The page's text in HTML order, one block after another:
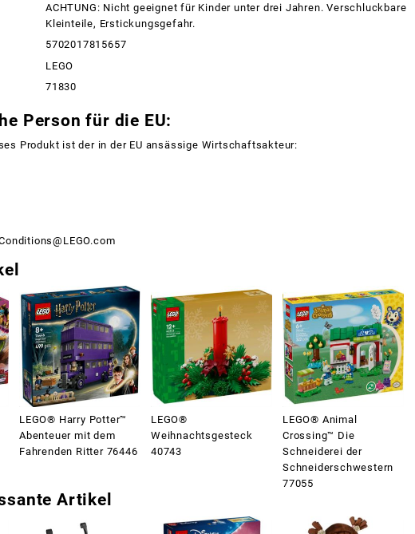
ACHTUNG: Nicht geeignet für Kinder unter drei Jahren. Verschluckbare
Kleinteile, Erstickungsgefahr.
5702017815657
LEGO
71830
Person für die EU:
Produkt ist der in der EU ansässige Wirtschaftsakteur:
LEGO® Harry Potter™
Abenteuer mit dem
Fahrenden Ritter 76446
LEGO®
Weihnachtsgesteck
40743
LEGO® Animal
Crossing™ Die
Schneiderei der
Schneiderschwestern
77055
Artikel